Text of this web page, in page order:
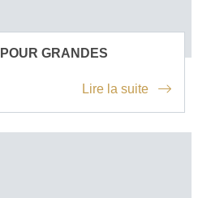
GRANDES
Lire la suite